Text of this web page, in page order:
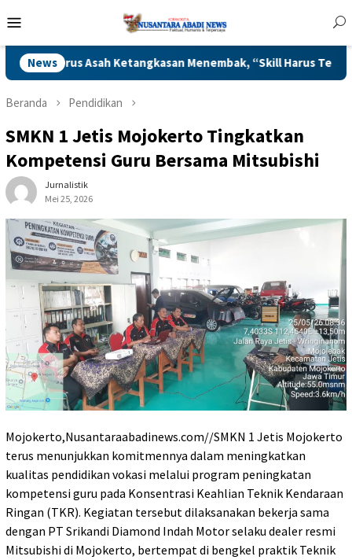
ke
Mobile
News
Terus Asah Ketangkasan Menembak, “Skill Harus Tetap Dijaga”
Beranda Pendidikan
SMKN 1 Jetis Mojokerto Tingkatkan
Kompetensi Guru Bersama Mitsubishi
Jurnalistik
Mei 25, 2026
Mojokerto,Nusantaraabadinews.com//SMKN 1 Jetis Mojokerto
terus menunjukkan komitmennya dalam meningkatkan
kualitas pendidikan vokasi melalui program peningkatan
kompetensi guru pada Konsentrasi Keahlian Teknik Kendaraan
Ringan (TKR). Kegiatan tersebut dilaksanakan bekerja sama
dengan PT Srikandi Diamond Indah Motor selaku dealer resmi
Mitsubishi di Mojokerto, bertempat di bengkel praktik Teknik